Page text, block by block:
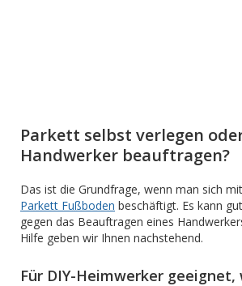
Parkett selbst verlegen
Handwerker beauftragen?
Das ist die Grundfrage, wenn man sich
Parkett Fußboden beschäftigt. Es kann
gegen das Beauftragen eines
Hilfe geben wir Ihnen nachstehend.
Für DIY-Heimwerker geeignet,